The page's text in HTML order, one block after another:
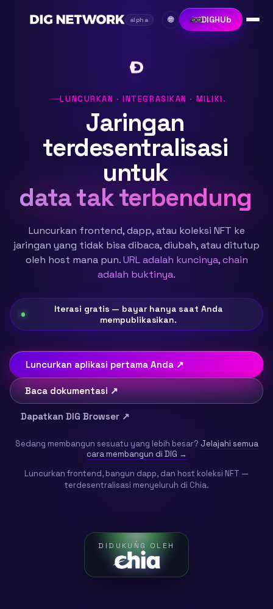
alpha 🌐 DIGHUb
LUNCURKAN · INTEGRASIKAN · MILIKI.
Jaringan
terdesentralisasi
untuk
data tak terbendung
Luncurkan frontend, dapp, atau koleksi NFT ke
jaringan yang tidak bisa dibaca, diubah, atau ditutup
oleh host mana pun.URL adalah kuncinya, chain
adalah buktinya.
Iterasi gratis — bayar hanya saat Anda
mempublikasikan.
Luncurkan aplikasi pertama Anda ↗
Baca dokumentasi ↗
Dapatkan DIG Browser ↗
Sedang membangun sesuatu yang lebih besar? Jelajahi semua
cara membangun di DIG →
Luncurkan frontend, bangun dapp, dan host koleksi NFT —
terdesentralisasi menyeluruh di Chia.
DIDUKUNG OLEH